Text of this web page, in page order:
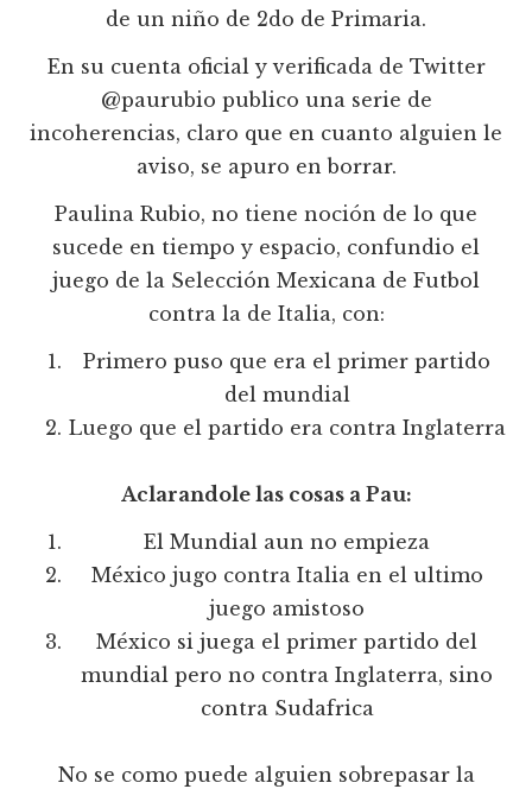
de un niño de 2do de Primaria.
En su cuenta oficial y verificada de Twitter
@paurubio publico una serie de
incoherencias, claro que en cuanto alguien le
aviso, se apuro en borrar.
Paulina Rubio, no tiene noción de lo que
sucede en tiempo y espacio, confundio el
juego de la Selección Mexicana de Futbol
contra la de Italia, con:
Primero puso que era el primer partido
del mundial
Luego que el partido era contra Inglaterra
Aclarandole las cosas a Pau:
El Mundial aun no empieza
México jugo contra Italia en el ultimo
juego amistoso
México si juega el primer partido del
mundial pero no contra Inglaterra, sino
contra Sudafrica
No se como puede alguien sobrepasar la